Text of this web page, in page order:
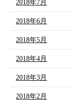
2018年7月
2018年6月
2018年5月
2018年4月
2018年3月
2018年2月